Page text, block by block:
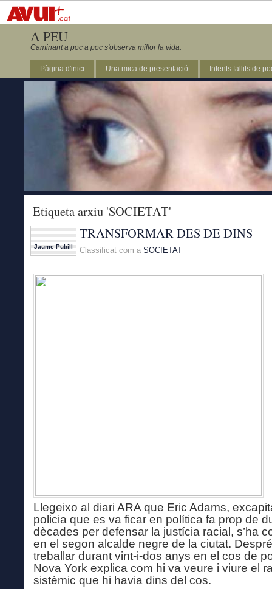
A PEU
Caminant a poc a poc s'observa millor la vida.
Pàgina d'inici Una mica de presentació Intents fallits de
Etiqueta arxiu 'SOCIETAT'
Jaume Pubill
TRANSFORMAR DES DE DINS
Classificat com a SOCIETAT
Llegeixo al diari ARA que Eric Adams,
policia que es va ficar en política fa prop de
dècades per defensar la justícia racial, s’ha
en el segon alcalde negre de la ciutat.
treballar durant vint-i-dos anys en el cos de
Nova York explica com hi va veure i viure el
sistèmic que hi havia dins del cos.